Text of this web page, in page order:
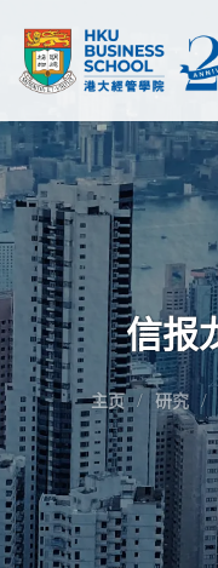
信报
主页 研究